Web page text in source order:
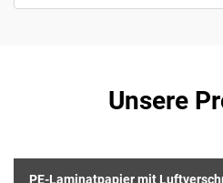
Unsere
PE-Laminatpapier mit